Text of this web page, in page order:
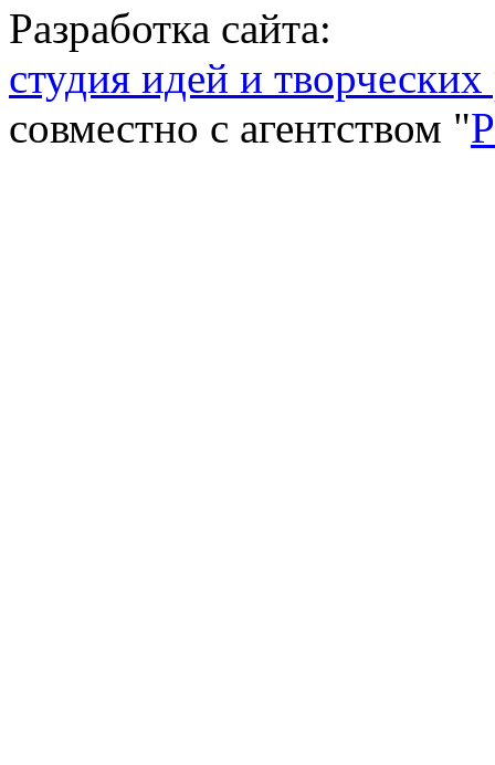
Разработка сайта:
студия идей и
совместно с агентством "